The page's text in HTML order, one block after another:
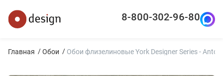
8-800-302-96-80
Главная Обои Обои флизелиновые York Designer Series -